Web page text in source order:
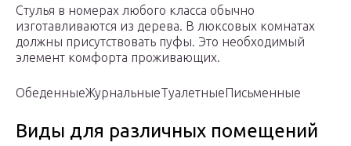
Стулья в номерах любого класса обычно
изготавливаются из дерева. В люксовых комнатах
должны присутствовать пуфы. Это необходимый
элемент комфорта проживающих.
ОбеденныеЖурнальныеТуалетныеПисьменные
Виды для различных помещений